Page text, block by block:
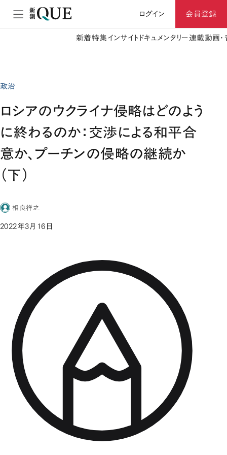
ログイン 会員登録
新着特集 インサイト ドキュメンタリー 連載動画
政治
ロシアのウクライナ侵略はどのよう
に終わるのか：交渉による和平合
意か、プーチンの侵略の継続か
（下）
相良祥之
2022年3月16日